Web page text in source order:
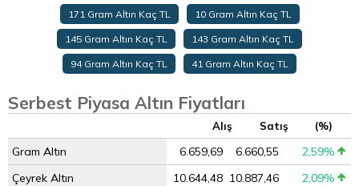
171 Gram Altın Kaç TL 10 Gram Altın Kaç TL
145 Gram Altın Kaç TL 143 Gram Altın Kaç TL
94 Gram Altın Kaç TL 41 Gram Altın Kaç TL
Serbest Piyasa Altın Fiyatları
Alış Satış (%)
Gram Altın 6.659,69 6.660,55
2,59%
Çeyrek Altın
10.644,48 10.887,46
2,09%